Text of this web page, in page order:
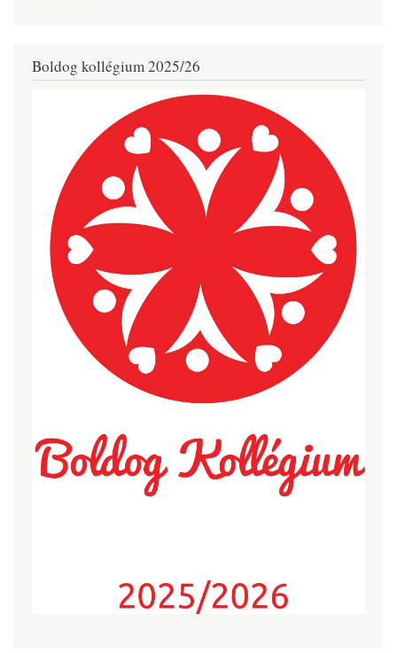
Boldog kollégium 2025/26